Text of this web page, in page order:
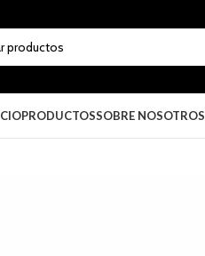
PRODUCTOSSOBRE NOSOTROS